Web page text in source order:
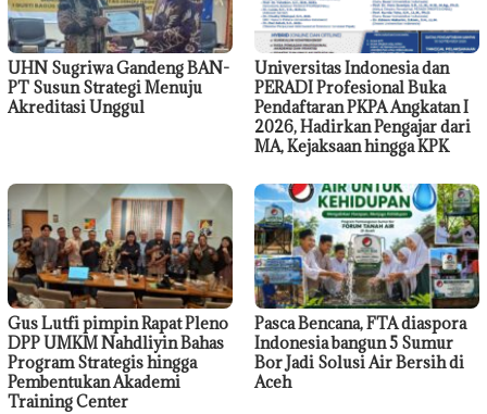
UHN Sugriwa Gandeng BAN-
PT Susun Strategi Menuju
Akreditasi Unggul
Universitas Indonesia dan
PERADI Profesional Buka
Pendaftaran PKPA Angkatan I
2026, Hadirkan Pengajar dari
MA, Kejaksaan hingga KPK
Gus Lutfi pimpin Rapat Pleno
DPP UMKM Nahdliyin Bahas
Program Strategis hingga
Pembentukan Akademi
Training Center
Pasca Bencana, FTA diaspora
Indonesia bangun 5 Sumur
Bor Jadi Solusi Air Bersih di
Aceh